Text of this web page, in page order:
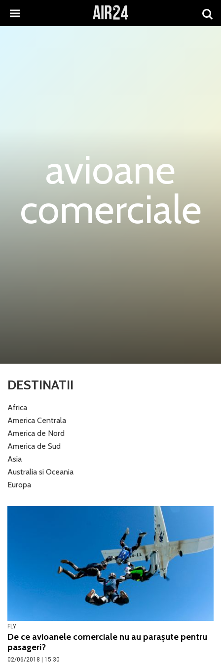
avioane
comerciale
DESTINATII
Africa
America Centrala
America de Nord
America de Sud
Asia
Australia si Oceania
Europa
FLY
De ce avioanele comerciale nu au parașute pentru
pasageri?
02/06/2018 | 15:30